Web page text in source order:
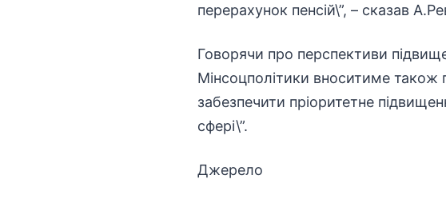
перерахунок пенсій\”, – сказав
Говорячи про перспективи
Мінсоцполітики вноситиме також
забезпечити пріоритетне
сфері\”.
Джерело